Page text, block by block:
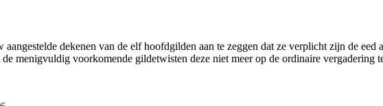
dekenen van de elf hoofdgilden aan te zeggen dat ze verplicht zijn de
menigvuldig voorkomende gildetwisten deze niet meer op de ordinaire vergadering